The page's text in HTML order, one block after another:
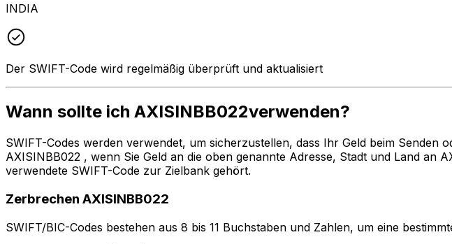
INDIA
Der SWIFT-Code wird regelmäßig überprüft und aktualisiert
Wann sollte ich AXISINBB022verwenden?
SWIFT-Codes werden verwendet, um sicherzustellen, dass Ihr Geld beim
AXISINBB022 , wenn Sie Geld an die oben genannte Adresse, Stadt und Land an
verwendete SWIFT-Code zur Zielbank gehört.
Zerbrechen AXISINBB022
SWIFT/BIC-Codes bestehen aus 8 bis 11 Buchstaben und Zahlen, um eine